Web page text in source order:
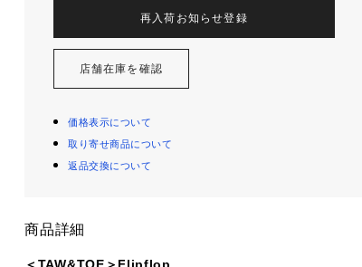
再入荷お知らせ登録
店舗在庫を確認
価格表示について
取り寄せ商品について
返品交換について
商品詳細